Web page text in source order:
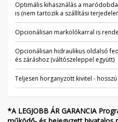
Optimális kihasználás a
is (nem tartozik a szállítási
Opcionálisan markolókarral is
Opcionálisan hidraulikus oldalsó
és záráshoz (váltószeleppel együtt)
Teljesen horganyzott kivitel -
*A LEGJOBB ÁR GARANCIA